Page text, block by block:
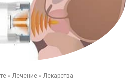
» Лечение » Лекарства